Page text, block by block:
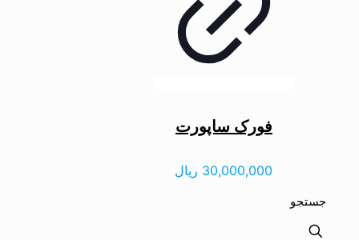
فورک ساپورت
30,000,000 ریال
جستجو